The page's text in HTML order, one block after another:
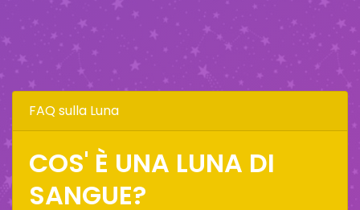
FAQ sulla Luna
COS' È UNA LUNA DI
SANGUE?